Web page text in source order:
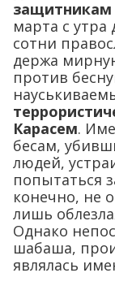
марта с утра
сотни
держа
против
Карасем.
бесам,
людей,
попытаться
конечно, не
лишь
Однако
шабаша,
являлась